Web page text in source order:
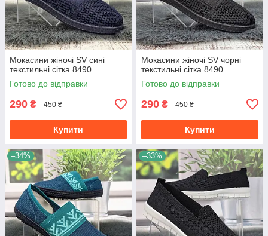
Мокасини жіночі SV сині
текстильні сітка 8490
Готово до відправки
290 ₴ 450 ₴
Купити
Мокасини жіночі SV чорні
текстильні сітка 8490
Готово до відправки
290 ₴ 450 ₴
Купити
–34% –33%